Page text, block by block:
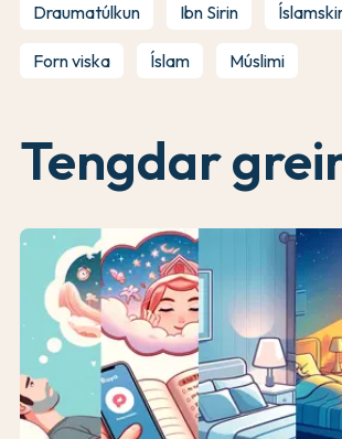
Draumatúlkun Ibn Sirin
Forn viska Íslam Múslimi
Tengdar